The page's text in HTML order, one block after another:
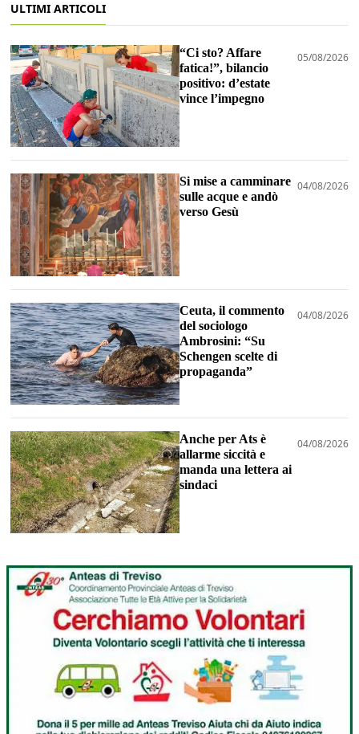
ULTIMI ARTICOLI
“Ci sto? Affare
fatica!”, bilancio
positivo: d’estate
vince l’impegno
05/08/2026
Si mise a camminare
sulle acque e andò
verso Gesù
04/08/2026
Ceuta, il commento
del sociologo
Ambrosini: “Su
Schengen scelte di
propaganda”
04/08/2026
Anche per Ats è
allarme siccità e
manda una lettera ai
sindaci
04/08/2026